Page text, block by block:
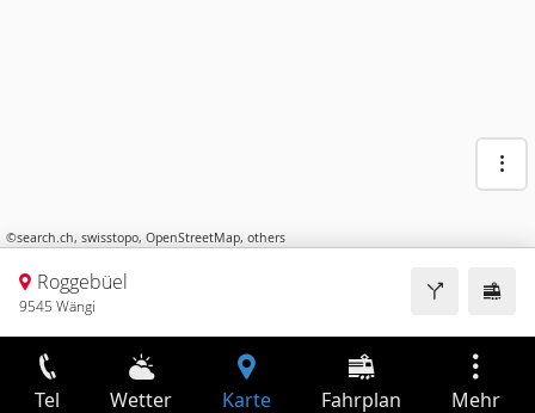
©search.ch, swisstopo, OpenStreetMap, others
Roggebüel
9545 Wängi
Tel Wetter Karte Fahrplan Mehr